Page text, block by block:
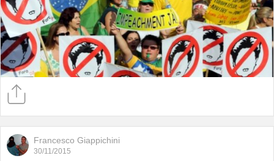
Francesco Giappichini
30/11/2015